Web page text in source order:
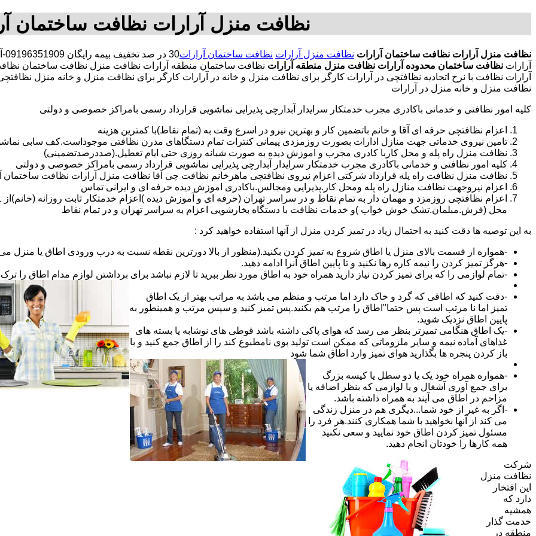
نظافت منزل آرارات نظافت ساختمان
نظافت منزل آرارات نظافت ساختمان آرارات نظافت منزل آرارات نظافت ساختمان آرارات
آرارات نظافت ساختمان محدوده آرارات نظافت منزل منطقه آرارات نظافت ساختمان منطقه آرارات نظافت منزل نظافت ساختمان
آرارات نظافت با نرخ اتحادیه نظافتچی در آرارات کارگر برای نظافت منزل و خانه در آرارات کارگر برای نظافت منزل و خانه منزل
نظافت منزل و خانه منزل در آرارات
کلیه امور نظافتی و خدماتی باکادری مجرب خدمتکار سرایدار آبدارچی پذیرایی نماشویی قرارداد رسمی بامراکز خصوصی و دولتی
اعزام نظافتچی حرفه ای آقا و خانم باتضمین کار و بهترین نیرو در اسرع وقت به (تمام نقاط)با کمترین هزینه
تامین نیروی خدماتی جهت منازل ادارات بصورت روزمزدی پیمانی کنترات تمام دستگاهای مدرن نظافتی موجوداست.کف سابی
نظافت منزل راه پله و محل کاربا کادری مجرب و اموزش دیده به صورت شبانه روزی حتی ایام تعطیل.(صددرصدتضمینی)
کلیه امور نظافتی و خدماتی باکادری مجرب خدمتکار سرایدار آبدارچی پذیرایی نماشویی قرارداد رسمی بامراکز خصوصی و دولتی
نظافت منزل نظافت راه پله قرارداد شرکتی اعزام نیروی نظافتچی ماهرخانم نظافت چی آقا نظافت منزل آرارات نظافت ساختمان
اعزام نیروجهت نظافت منازل راه پله ومحل کار.پذیرایی ومجالس.باکادری اموزش دیده حرفه ای و ایرانی تماس
محل (فرش.مبلمان.تشک خوش خواب )و خدمات نظافت با دستگاه بخارشویی اعزام به سراسر تهران و در تمام نقاط
به این توصیه ها دقت کنید به احتمال زیاد در تمیز کردن منزل از آنها استفاده خواهید کرد :
-همواره از قسمت بالای منزل یا اطاق شروع به تمیز کردن بکنید.(منظور از بالا دورترین نقطه نسبت به درب ورودی اطاق یا منزل
-هرگز تمیز کردن را نیمه کاره رها نکنید و تا پایین اطاق آنرا ادامه دهید.
-تمام لوازمی را که برای تمیز کردن نیاز دارید همراه خود به اطاق مورد نظر ببرید تا لازم نباشد برای برداشتن لوازم مدام اطاق را ترک
-دقت کنید که اطاقی که گرد و خاک دارد اما مرتب و منظم می باشد به مراتب بهتر از یک اطاق
تمیز اما نا مرتب است پس حتما"اطاق را مرتب هم بکنید.پس تمیز کنید و سپس مرتب و همینطور به
پایین اطاق نزدیک شوید.
-یک اطاق هنگامی تمیزتر بنظر می رسد که هوای پاکی داشته باشد قوطی های نوشابه یا بسته های
غذاهای آماده نیمه و سایر ملزوماتی که ممکن است تولید بوی نامطبوع کند را از اطاق جمع کنید و با
باز کردن پنجره ها بگذارید هوای تمیز وارد اطاق شما شود
-همواره همراه خود یک یا دو سطل یا کیسه بزرگ
برای جمع آوری آشغال و یا لوازمی که بنظر اضافه یا
مزاحم در اطاق می آیند به همراه داشته باشد.
-اگر به غیر از خود شما...دیگری هم در منزل زندگی
می کند از آنها بخواهید با شما همکاری کنند.هر فرد را
مسئول تمیز کردن اطاق خود نمایید و سعی نکنید
همه کارها را خودتان انجام دهید.
شرکت
نظافت منزل
این افتخار
دارد که
همشیه
خدمت گذار
منطقه در